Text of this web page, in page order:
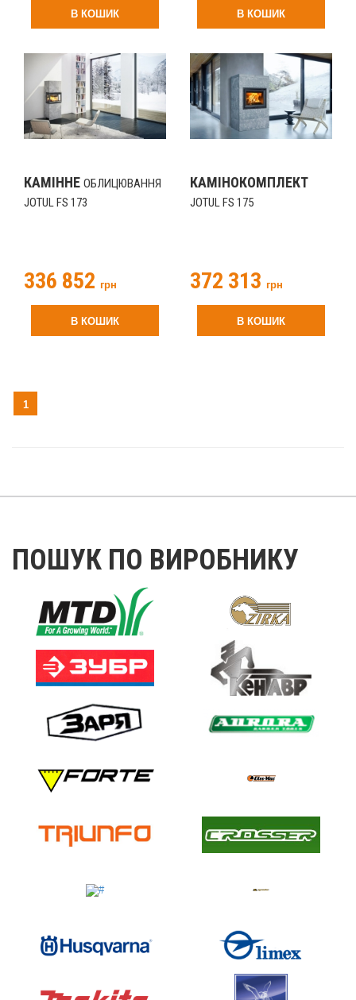
В КОШИК В КОШИК
КАМІННЕ ОБЛИЦЮВАННЯ
JOTUL FS 173
336 852 грн
В КОШИК
КАМІНОКОМПЛЕКТ
JOTUL FS 175
372 313 грн
В КОШИК
1
ПОШУК ПО ВИРОБНИКУ